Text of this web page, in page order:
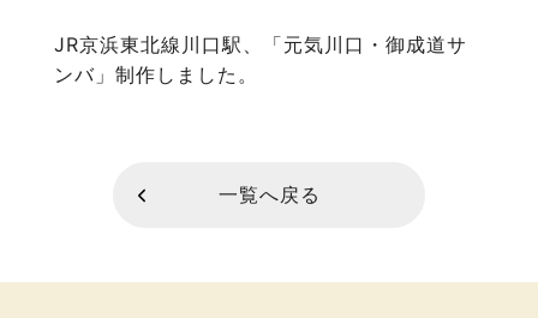
JR京浜東北線川口駅、「元気川口・御成道サ
ンバ」制作しました。
一覧へ戻る